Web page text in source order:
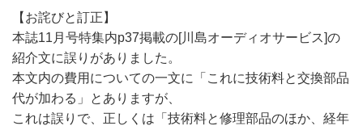
【お詫びと訂正】
本誌11月号特集内p37掲載の[川島オーディオサービス]の
紹介文に誤りがありました。
本文内の費用についての一文に「これに技術料と交換部品
代が加わる」とありますが、
これは誤りで、正しくは「技術料と修理部品のほか、経年